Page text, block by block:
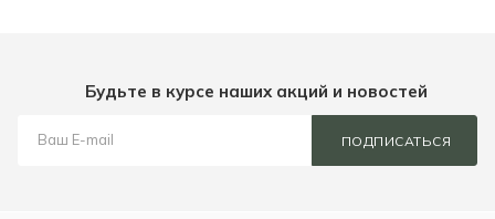
Будьте в курсе наших акций и новостей
ПОДПИСАТЬСЯ